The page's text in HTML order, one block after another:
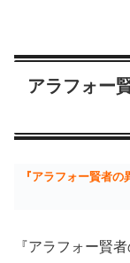
アラフォー
『アラフォー賢者
『アラフォー賢